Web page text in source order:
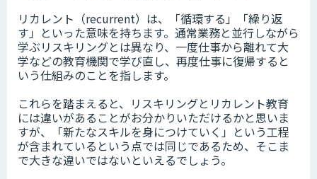
リカレント（recurrent）は、「循環する」「繰り返
す」といった意味を持ちます。通常業務と並行しながら
学ぶリスキリングとは異なり、一度仕事から離れて大
学などの教育機関で学び直し、再度仕事に復帰すると
いう仕組みのことを指します。
これらを踏まえると、リスキリングとリカレント教育
には違いがあることがお分かりいただけるかと思いま
すが、「新たなスキルを身につけていく」という工程
が含まれているという点では同じであるため、そこま
で大きな違いではないといえるでしょう。